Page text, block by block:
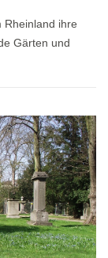
Rheinland ihre
Gärten und